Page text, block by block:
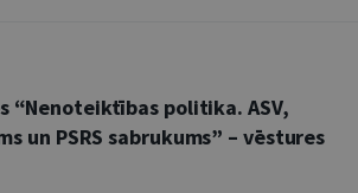
“Nenoteiktības politika. ASV,
un PSRS sabrukums” – vēstures